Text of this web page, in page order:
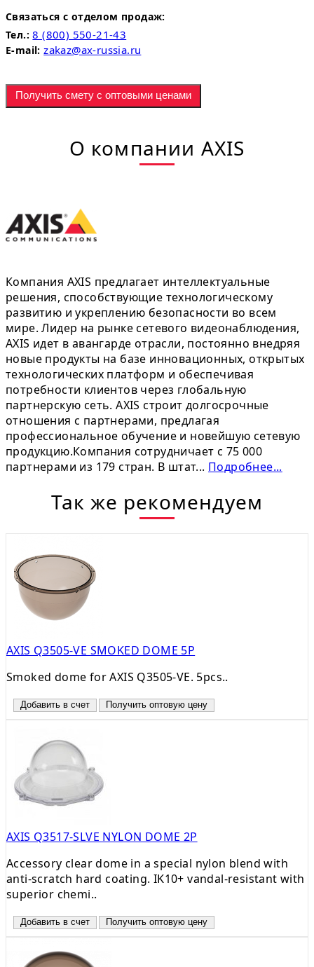
Связаться с отделом продаж:
Тел.: 8 (800) 550-21-43
E-mail: zakaz@ax-russia.ru
Получить смету с оптовыми ценами
О компании AXIS
Компания AXIS предлагает интеллектуальные
решения, способствующие технологическому
развитию и укреплению безопасности во всем
мире. Лидер на рынке сетевого видеонаблюдения,
AXIS идет в авангарде отрасли, постоянно внедряя
новые продукты на базе инновационных, открытых
технологических платформ и обеспечивая
потребности клиентов через глобальную
партнерскую сеть. AXIS строит долгосрочные
отношения с партнерами, предлагая
профессиональное обучение и новейшую сетевую
продукцию.Компания сотрудничает с 75 000
партнерами из 179 стран. В штат... Подробнее...
Так же рекомендуем
AXIS Q3505-VE SMOKED DOME 5P
Smoked dome for AXIS Q3505-VE. 5pcs..
Добавить в счет Получить оптовую цену
AXIS Q3517-SLVE NYLON DOME 2P
Accessory clear dome in a special nylon blend with
anti-scratch hard coating. IK10+ vandal-resistant with
superior chemi..
Добавить в счет Получить оптовую цену